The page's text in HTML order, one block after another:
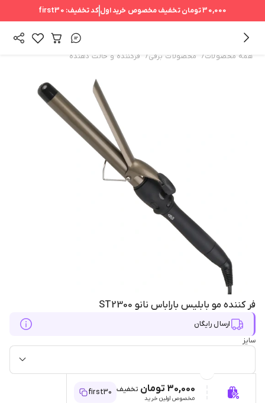
30,000 تومان تخفیف مخصوص خرید اول کد تخفیف: first30
همه محصولات/ محصولات برقی/ فرکننده و حالت دهنده
فر کننده مو بابلیس باراباس نانو ST2300
ارسال رایگان
سایز
30,000 تومان تخفیف
مخصوص اولین خرید
first30